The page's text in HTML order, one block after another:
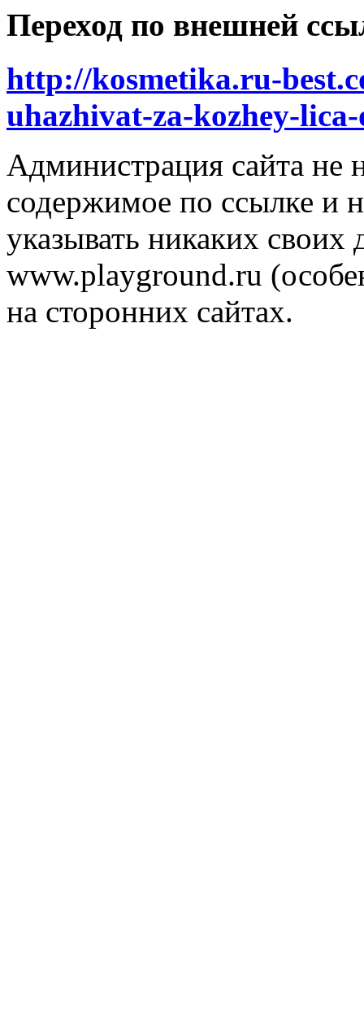
Переход по внешней
http://kosmetika.ru-
uhazhivat-za-kozhey-
Администрация сайта не
содержимое по ссылке и
указывать никаких
www.playground.ru
на сторонних сайтах.